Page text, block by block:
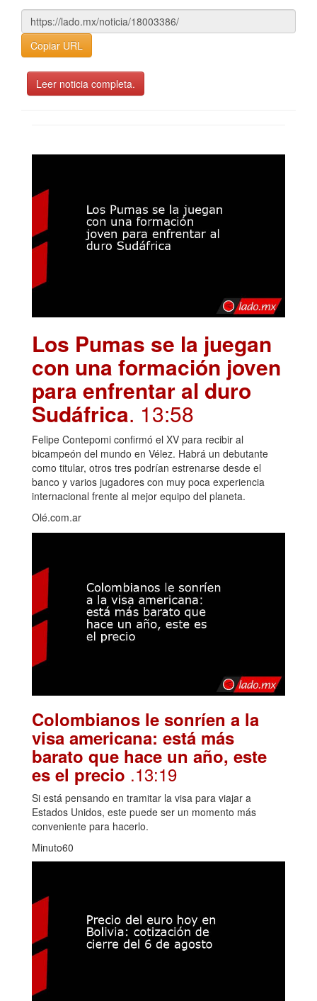
Copiar URL
Leer noticia completa.
Los Pumas se la juegan
con una formación joven
para enfrentar al duro
Sudáfrica. 13:58
Felipe Contepomi confirmó el XV para recibir al
bicampeón del mundo en Vélez. Habrá un debutante
como titular, otros tres podrían estrenarse desde el
banco y varios jugadores con muy poca experiencia
internacional frente al mejor equipo del planeta.
Olé.com.ar
Colombianos le sonríen a la
visa americana: está más
barato que hace un año, este
es el precio .13:19
Si está pensando en tramitar la visa para viajar a
Estados Unidos, este puede ser un momento más
conveniente para hacerlo.
Minuto60